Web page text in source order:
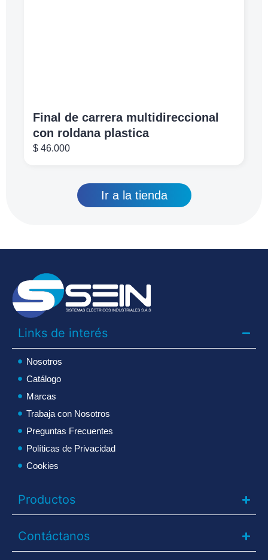
Final de carrera multidireccional
con roldana plastica
$ 46.000
Ir a la tienda
Links de interés
Nosotros
Catálogo
Marcas
Trabaja con Nosotros
Preguntas Frecuentes
Políticas de Privacidad
Cookies
Productos
Contáctanos